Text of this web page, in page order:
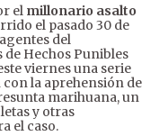
el millonario asalto
el pasado 30 de
del
Hechos Punibles
viernes una serie
la aprehensión de
marihuana, un
y otras
el caso.